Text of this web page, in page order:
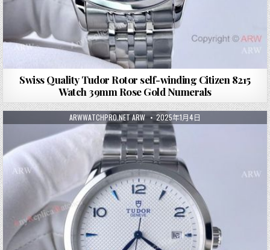
Swiss Quality Tudor Rotor self-winding Citizen 8215
Watch 39mm Rose Gold Numerals
ARWWATCHPRO.NET ARW 2025年1月4日